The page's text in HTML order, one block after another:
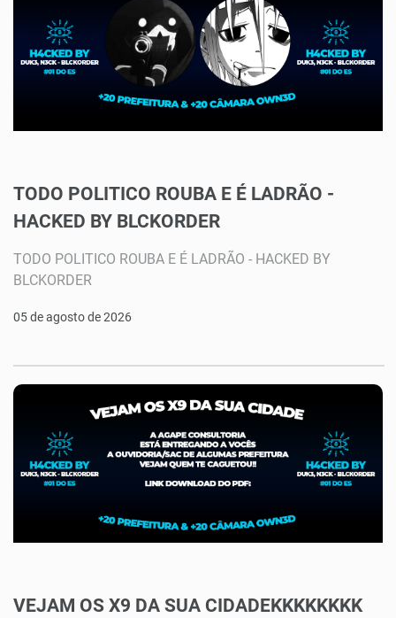
TODO POLITICO ROUBA E É LADRÃO -
HACKED BY BLCKORDER
TODO POLITICO ROUBA E É LADRÃO - HACKED BY
BLCKORDER
05 de agosto de 2026
VEJAM OS X9 DA SUA CIDADEKKKKKKKK